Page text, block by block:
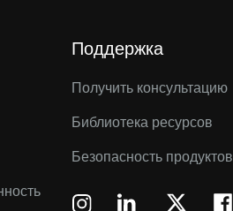
Поддержка
Получить консультацию
Библиотека ресурсов
Безопасность продуктов